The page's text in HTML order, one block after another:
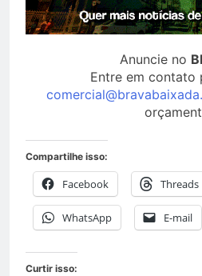
Anuncie no
Entre em contato
Compartilhe isso:
Facebook Threads
WhatsApp E-mail
Curtir isso: